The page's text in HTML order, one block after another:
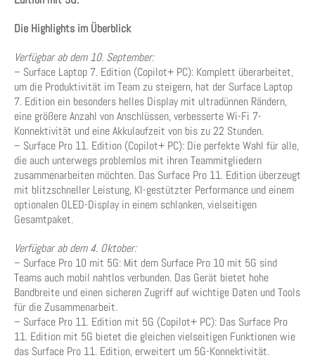
Die Highlights im Überblick
Verfügbar ab dem 10. September:
– Surface Laptop 7. Edition (Copilot+ PC): Komplett überarbeitet,
um die Produktivität im Team zu steigern, hat der Surface Laptop
7. Edition ein besonders helles Display mit ultradünnen Rändern,
eine größere Anzahl von Anschlüssen, verbesserte Wi-Fi 7-
Konnektivität und eine Akkulaufzeit von bis zu 22 Stunden.
– Surface Pro 11. Edition (Copilot+ PC): Die perfekte Wahl für alle,
die auch unterwegs problemlos mit ihren Teammitgliedern
zusammenarbeiten möchten. Das Surface Pro 11. Edition überzeugt
mit blitzschneller Leistung, KI-gestützter Performance und einem
optionalen OLED-Display in einem schlanken, vielseitigen
Gesamtpaket.
Verfügbar ab dem 4. Oktober:
– Surface Pro 10 mit 5G: Mit dem Surface Pro 10 mit 5G sind
Teams auch mobil nahtlos verbunden. Das Gerät bietet hohe
Bandbreite und einen sicheren Zugriff auf wichtige Daten und Tools
für die Zusammenarbeit.
– Surface Pro 11. Edition mit 5G (Copilot+ PC): Das Surface Pro
11. Edition mit 5G bietet die gleichen vielseitigen Funktionen wie
das Surface Pro 11. Edition, erweitert um 5G-Konnektivität.